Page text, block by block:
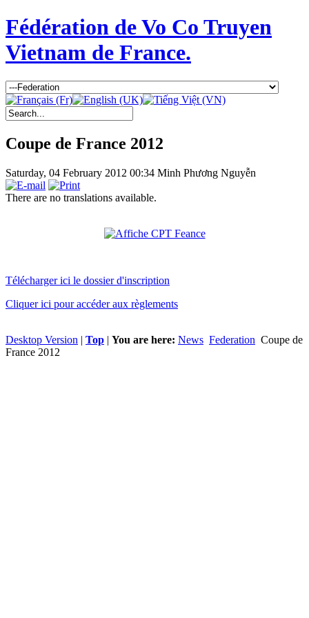
Fédération de Vo Co Truyen
Vietnam de France.
Coupe de France 2012
Saturday, 04 February 2012 00:34 Minh Phương Nguyễn
There are no translations available.
Télécharger ici le dossier d'inscription
Cliquer ici pour accéder aux règlements
Desktop Version | Top | You are here: News Federation Coupe de
France 2012